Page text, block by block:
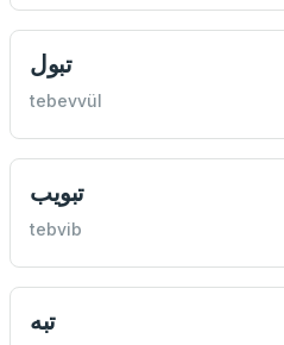
تبول
tebevvül
تبويب
tebvib
تبه